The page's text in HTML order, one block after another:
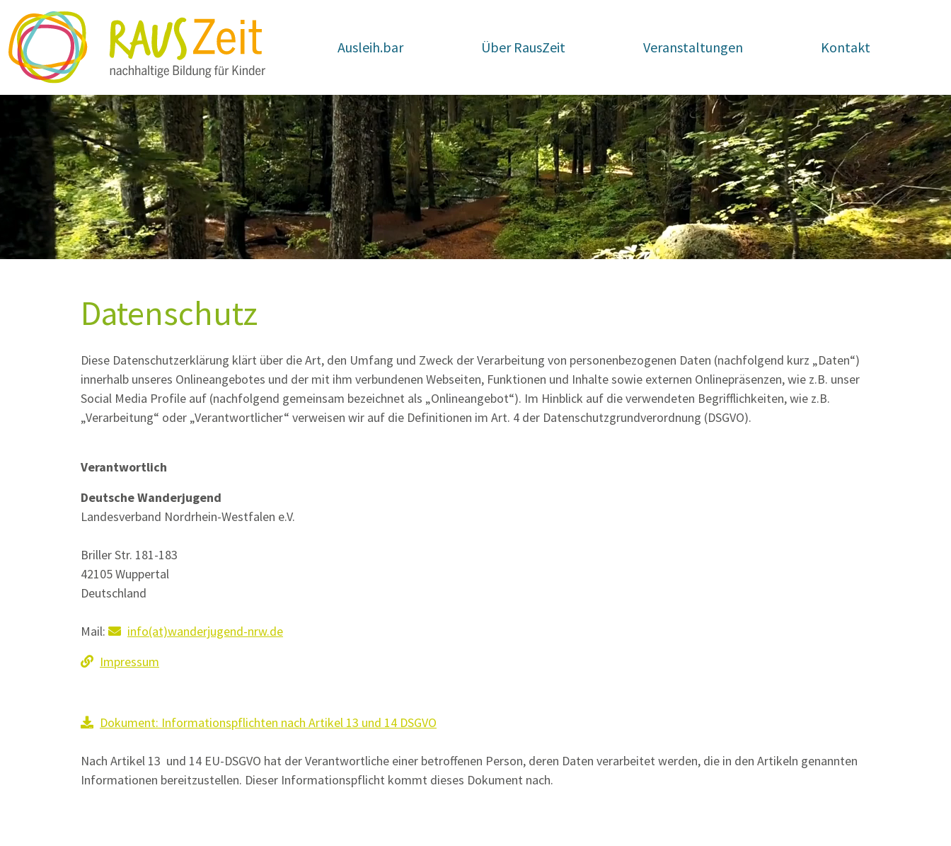
Ausleih.bar Über RausZeit Veranstaltungen Kontakt
Datenschutz
Diese Datenschutzerklärung klärt über die Art, den Umfang und Zweck der Verarbeitung von personenbezogenen Daten (nachfolgend kurz „Daten“)
innerhalb unseres Onlineangebotes und der mit ihm verbundenen Webseiten, Funktionen und Inhalte sowie externen Onlinepräsenzen, wie z.B. unser
Social Media Profile auf (nachfolgend gemeinsam bezeichnet als „Onlineangebot“). Im Hinblick auf die verwendeten Begrifflichkeiten, wie z.B.
„Verarbeitung“ oder „Verantwortlicher“ verweisen wir auf die Definitionen im Art. 4 der Datenschutzgrundverordnung (DSGVO).
Verantwortlich
Deutsche Wanderjugend
Landesverband Nordrhein-Westfalen e.V.
Briller Str. 181-183
42105 Wuppertal
Deutschland
Mail:
info(at)wanderjugend-nrw.de
Impressum
Dokument: Informationspflichten nach Artikel 13 und 14 DSGVO
Nach Artikel 13 und 14 EU-DSGVO hat der Verantwortliche einer betroffenen Person, deren Daten verarbeitet werden, die in den Artikeln genannten
Informationen bereitzustellen. Dieser Informationspflicht kommt dieses Dokument nach.